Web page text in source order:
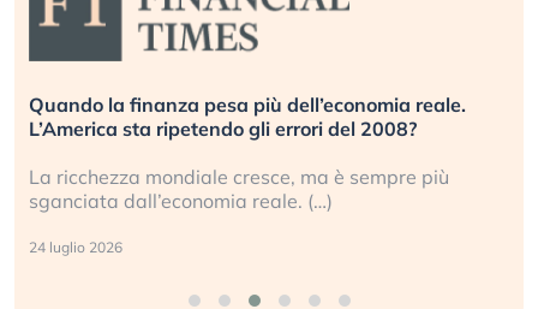
Quando la finanza pesa più dell’economia reale.
L’America sta ripetendo gli errori del 2008?
La ricchezza mondiale cresce, ma è sempre più
sganciata dall’economia reale. (…)
24 luglio 2026